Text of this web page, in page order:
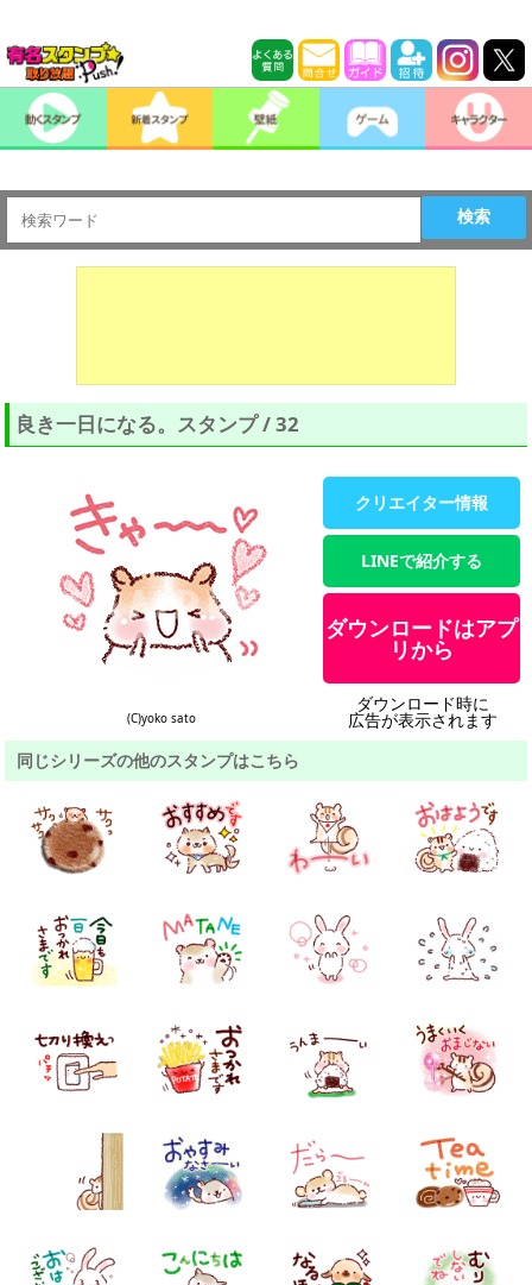
検索
良き一日になる。スタンプ / 32
(C)yoko sato
クリエイター情報
LINEで紹介する
ダウンロードはアプ
リから
ダウンロード時に
広告が表示されます
同じシリーズの他のスタンプはこちら